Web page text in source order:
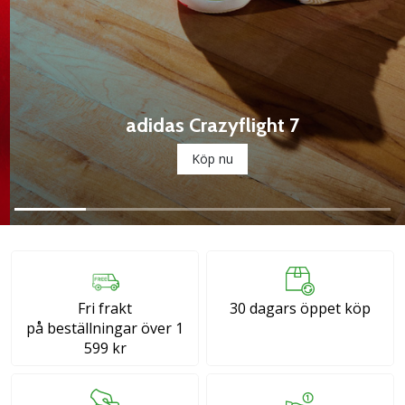
ambassadör
Har
du
samma
passion
som
Join
us
as
a
11. 8. 2022
Weplayvolleyball
adidas Crazyflight 7
Köp nu
Fri frakt
på beställningar över 1
599 kr
30 dagars öppet köp